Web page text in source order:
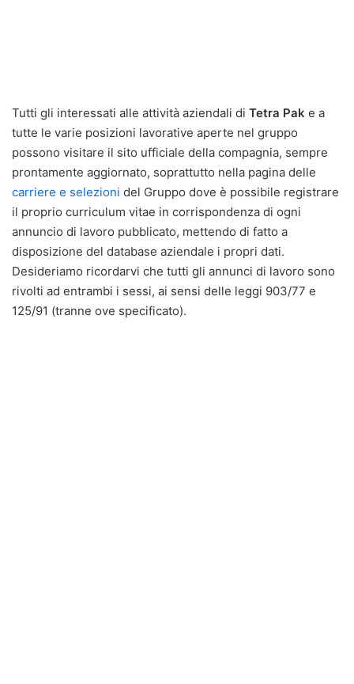
Tutti gli interessati alle attività aziendali di Tetra Pak e a
tutte le varie posizioni lavorative aperte nel gruppo
possono visitare il sito ufficiale della compagnia, sempre
prontamente aggiornato, soprattutto nella pagina delle
carriere e selezioni del Gruppo dove è possibile registrare
il proprio curriculum vitae in corrispondenza di ogni
annuncio di lavoro pubblicato, mettendo di fatto a
disposizione del database aziendale i propri dati.
Desideriamo ricordarvi che tutti gli annunci di lavoro sono
rivolti ad entrambi i sessi, ai sensi delle leggi 903/77 e
125/91 (tranne ove specificato).